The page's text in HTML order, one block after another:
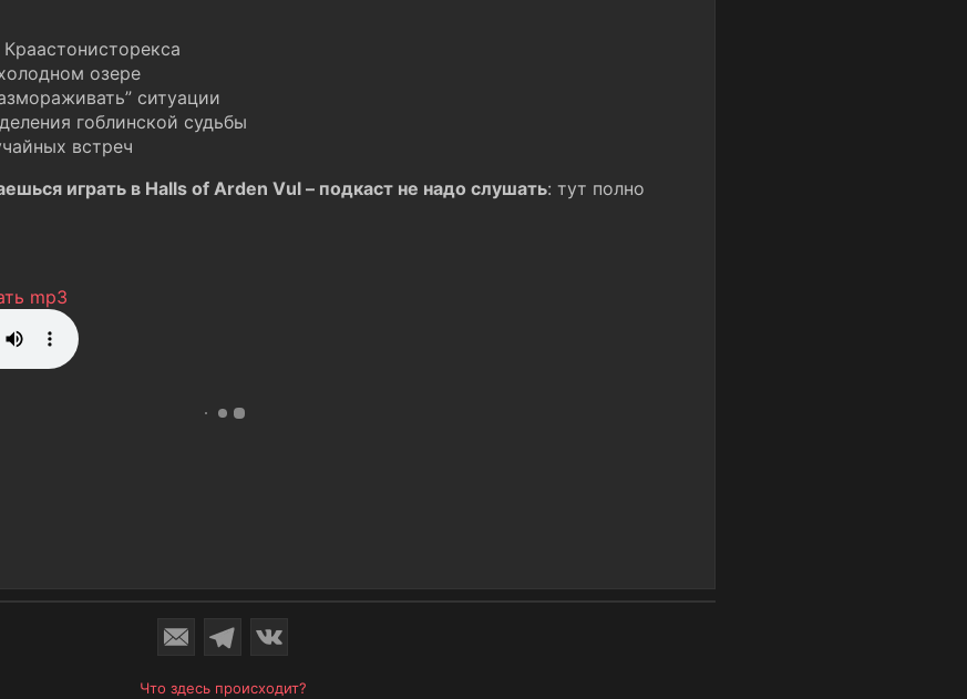
озере
ситуации
гоблинской судьбы
встреч
играть в Halls of Arden Vul – подкаст не надо слушать: тут полно
mp3
Что здесь происходит?